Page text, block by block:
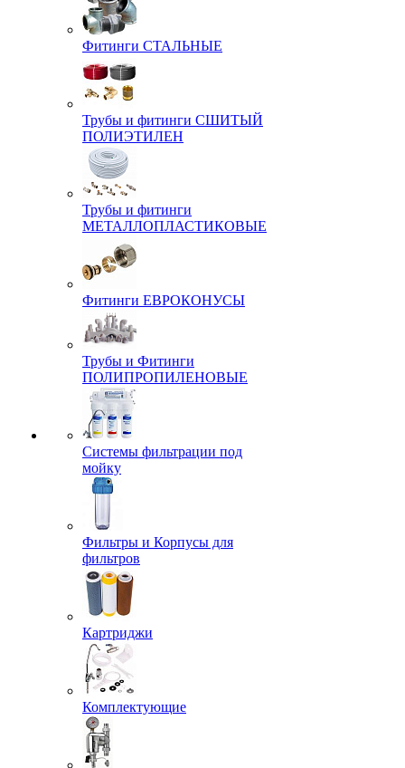
Фитинги СТАЛЬНЫЕ
Трубы и фитинги СШИТЫЙ
ПОЛИЭТИЛЕН
Трубы и фитинги
МЕТАЛЛОПЛАСТИКОВЫЕ
Фитинги ЕВРОКОНУСЫ
Трубы и Фитинги
ПОЛИПРОПИЛЕНОВЫЕ
Системы фильтрации под
мойку
Фильтры и Корпусы для
фильтров
Картриджи
Комплектующие